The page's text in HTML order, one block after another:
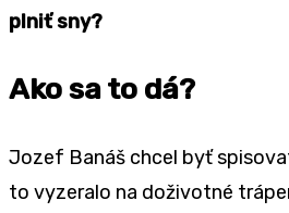
plniť sny?
Ako sa to dá?
Jozef Banáš chcel byť
to vyzeralo na doživotné